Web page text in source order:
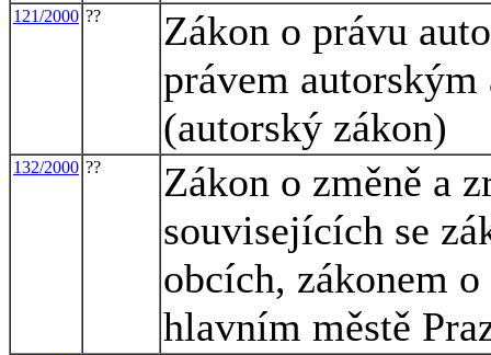
121/2000 ??
Zákon o právu
právem autorským
(autorský zákon)
132/2000 ??
Zákon o změně a
souvisejících se
obcích, zákonem
hlavním městě